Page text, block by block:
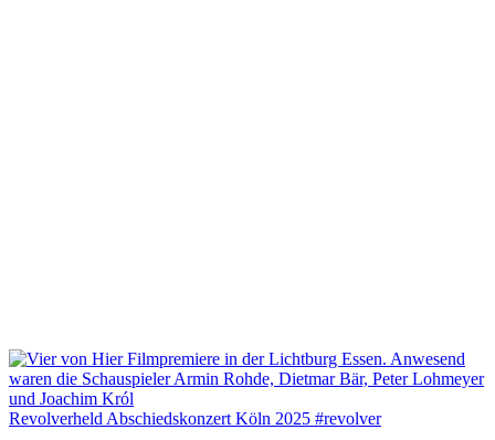
Revolverheld Abschiedskonzert Köln 2025 #revolver